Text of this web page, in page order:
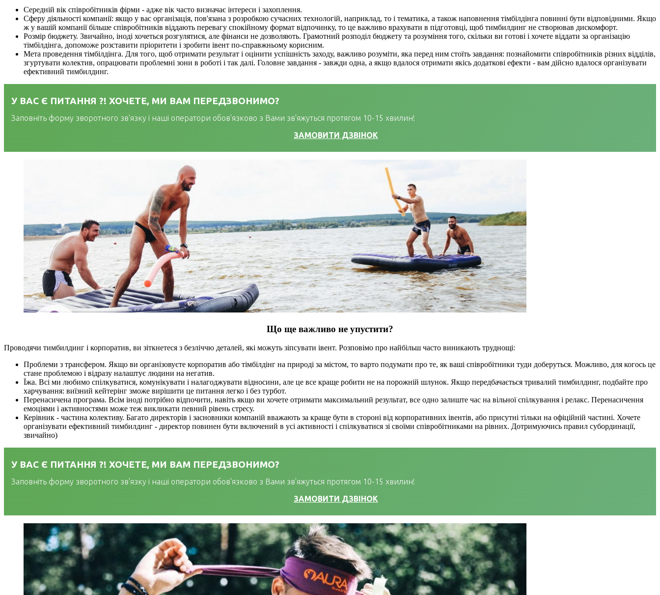
Середній вік співробітників фірми - адже вік часто визначає інтереси і захоплення.
Сферу діяльності компанії: якщо у вас організація, пов'язана з розробкою сучасних технологій, наприклад, то і тематика, а також наповнення тімбілдінга повинні бути відповідними. Якщо
ж у вашій компанії більше співробітників віддають перевагу спокійному формат відпочинку, то це важливо врахувати в підготовці, щоб тимбилдинг не створював дискомфорт.
Розмір бюджету. Звичайно, іноді хочеться розгулятися, але фінанси не дозволяють. Грамотний розподіл бюджету та розуміння того, скільки ви готові і хочете віддати за організацію
тімбілдінга, допоможе розставити пріоритети і зробити івент по-справжньому корисним.
Мета проведення тімбілдінга. Для того, щоб отримати результат і оцінити успішність заходу, важливо розуміти, яка перед ним стоїть завдання: познайомити співробітників різних відділів,
згуртувати колектив, опрацювати проблемні зони в роботі і так далі. Головне завдання - завжди одна, а якщо вдалося отримати якісь додаткові ефекти - вам дійсно вдалося організувати
ефективний тимбилдинг.
У ВАС Є ПИТАННЯ ?! ХОЧЕТЕ, МИ ВАМ ПЕРЕДЗВОНИМО?
Заповніть форму зворотного зв'язку і наші оператори обов'язково з Вами зв'яжуться протягом 10-15 хвилин!
ЗАМОВИТИ ДЗВІНОК
Що ще важливо не упустити?
Проводячи тимбилдинг і корпоратив, ви зіткнетеся з безліччю деталей, які можуть зіпсувати івент. Розповімо про найбільш часто виникають труднощі:
Проблеми з трансфером. Якщо ви організовуєте корпоратив або тімбілдінг на природі за містом, то варто подумати про те, як ваші співробітники туди доберуться. Можливо, для когось це
стане проблемою і відразу налаштує людини на негатив.
Їжа. Всі ми любимо спілкуватися, комунікувати і налагоджувати відносини, але це все краще робити не на порожній шлунок. Якщо передбачається тривалий тимбилдинг, подбайте про
харчування: виїзний кейтерінг зможе вирішити це питання легко і без турбот.
Перенасичена програма. Всім іноді потрібно відпочити, навіть якщо ви хочете отримати максимальний результат, все одно залиште час на вільної спілкування і релакс. Перенасичення
емоціями і активностями може теж викликати певний рівень стресу.
Керівник - частина колективу. Багато директорів і засновники компаній вважають за краще бути в стороні від корпоративних івентів, або присутні тільки на офіційній частині. Хочете
організувати ефективний тимбилдинг - директор повинен бути включений в усі активності і спілкуватися зі своїми співробітниками на рівних. Дотримуючись правил субординації,
звичайно)
У ВАС Є ПИТАННЯ ?! ХОЧЕТЕ, МИ ВАМ ПЕРЕДЗВОНИМО?
Заповніть форму зворотного зв'язку і наші оператори обов'язково з Вами зв'яжуться протягом 10-15 хвилин!
ЗАМОВИТИ ДЗВІНОК